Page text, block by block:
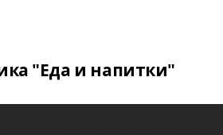
"Еда и напитки"